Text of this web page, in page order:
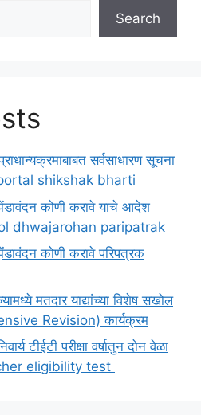
Search
सर्वसाधारण सूचना
shikshak bharti
झेंडावंदन कोणी करावे याचे आदेश
dhwajarohan paripatrak
कोणी करावे परिपत्रक
मतदार याद्यांच्या विशेष सखोल
Revision) कार्यक्रम
टीईटी परीक्षा वर्षातुन दोन वेळा
eligibility test